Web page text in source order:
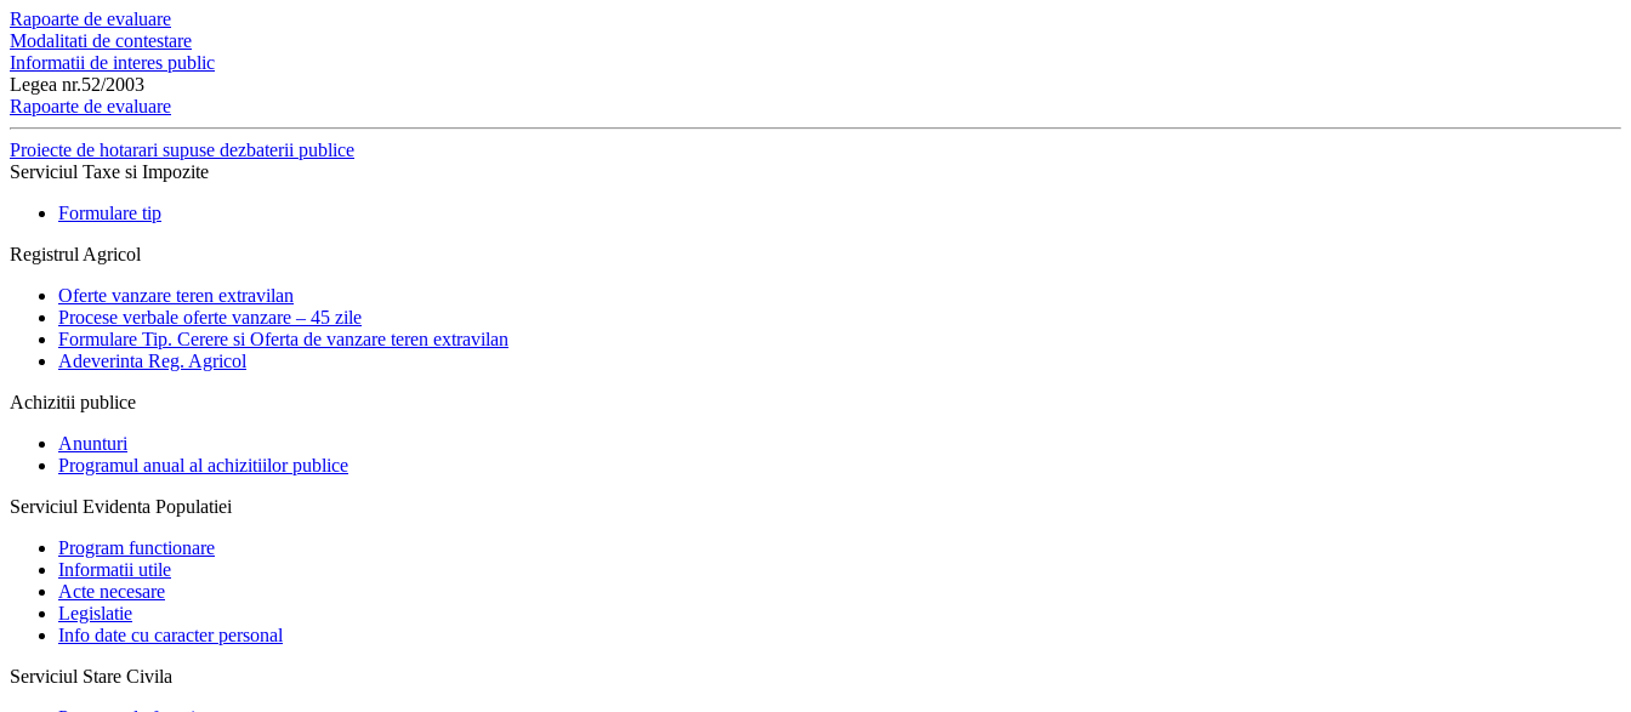
Rapoarte de evaluare
Modalitati de contestare
Informatii de interes public
Legea nr.52/2003
Rapoarte de evaluare
Proiecte de hotarari supuse dezbaterii publice
Serviciul Taxe si Impozite
Formulare tip
Registrul Agricol
Oferte vanzare teren extravilan
Procese verbale oferte vanzare – 45 zile
Formulare Tip. Cerere si Oferta de vanzare teren extravilan
Adeverinta Reg. Agricol
Achizitii publice
Anunturi
Programul anual al achizitiilor publice
Serviciul Evidenta Populatiei
Program functionare
Informatii utile
Acte necesare
Legislatie
Info date cu caracter personal
Serviciul Stare Civila